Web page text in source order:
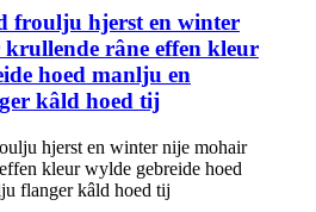
froulju hjerst en winter
râne effen kleur
hoed manlju en
kâld hoed tij
hjerst en winter nije mohair
kleur wylde gebreide hoed
flanger kâld hoed tij